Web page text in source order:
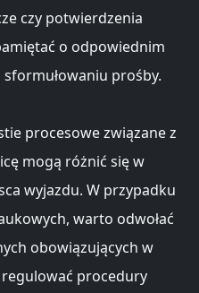
czy potwierdzenia
o odpowiednim
prośby.
procesowe związane z
mogą różnić się w
wyjazdu. W przypadku
warto odwołać
obowiązujących w
procedury